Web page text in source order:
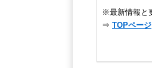
※最新情報と
⇒ TOPページ